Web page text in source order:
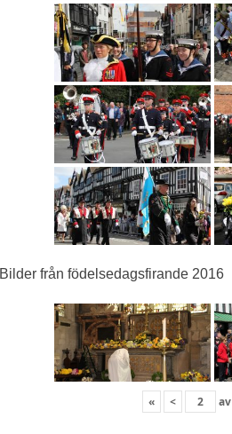
Bilder från födelsedagsfirande 2016
« < av